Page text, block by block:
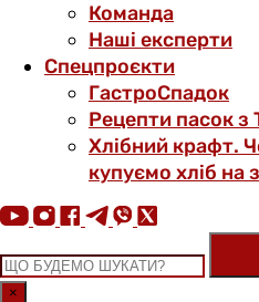
Команда
Наші експерти
Спецпроєкти
ГастроСпадок
Рецепти пасок з
Хлібний крафт.
купуємо хліб на
×